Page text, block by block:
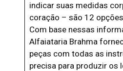
indicar suas medidas
coração – são 12
Com base nessas
Alfaiataria Brahma
peças com todas as
precisa para produzir os